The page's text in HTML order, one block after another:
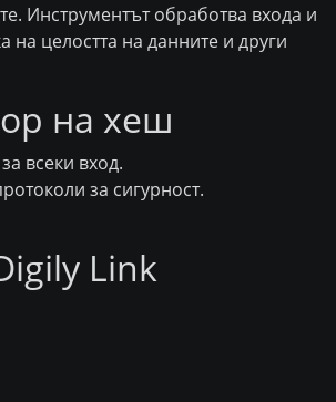
Инструментът обработва входа и
целостта на данните и други
на хеш
всеки вход.
за сигурност.
Link